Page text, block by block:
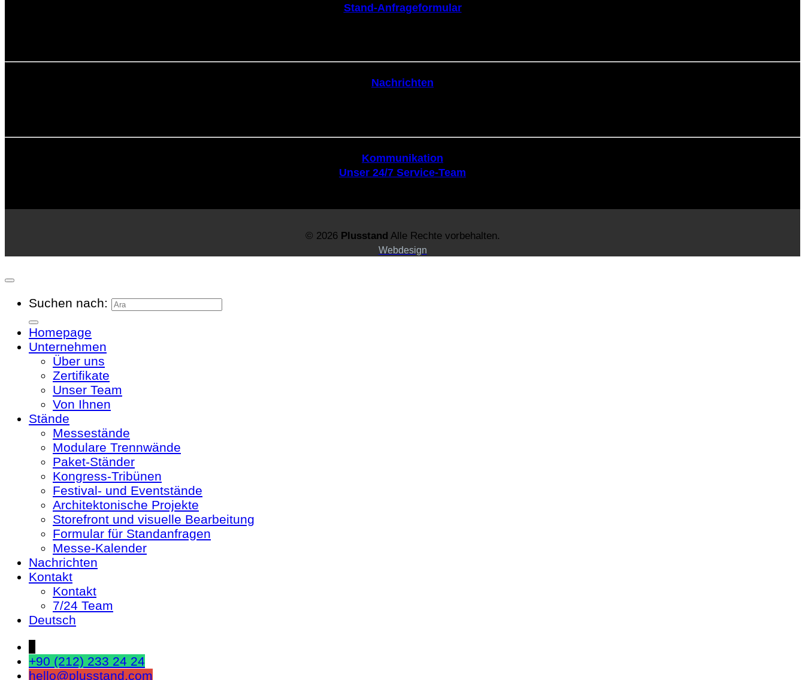
Stand-Anfrageformular
Nachrichten
Kommunikation
Unser 24/7 Service-Team
© 2026 Plusstand Alle Rechte vorbehalten.
Webdesign
Suchen nach:
Homepage
Unternehmen
Über uns
Zertifikate
Unser Team
Von Ihnen
Stände
Messestände
Modulare Trennwände
Paket-Ständer
Kongress-Tribünen
Festival- und Eventstände
Architektonische Projekte
Storefront und visuelle Bearbeitung
Formular für Standanfragen
Messe-Kalender
Nachrichten
Kontakt
Kontakt
7/24 Team
Deutsch
+90 (212) 233 24 24
hello@plusstand.com